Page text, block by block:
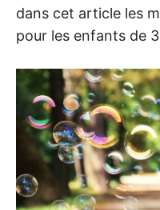
dans cet article les
pour les enfants de